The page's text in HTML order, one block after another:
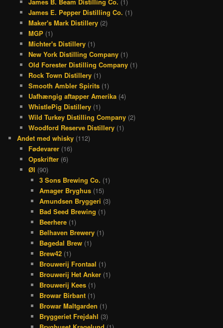
James B. Beam Distilling Co. (1)
James E. Pepper Distilling Co. (1)
Maker's Mark Distillery(2)
MGP(1)
Michter's Distillery(1)
New York Distilling Company(1)
Old Forester Distilling Company(1)
Rock Town Distillery(1)
Smooth Ambler Spirits(1)
Uafhængig aftapper Amerika(4)
WhistlePig Distillery(1)
Wild Turkey Distilling Company(2)
Woodford Reserve Distillery(1)
Andet med whisky (112)
Fødevarer(16)
Opskrifter(6)
Øl (90)
3 Sons Brewing Co. (1)
Amager Bryghus (15)
Amundsen Bryggeri (3)
Bad Seed Brewing (1)
Beerhere (1)
Belhaven Brewery (1)
Bøgedal Brew (1)
Brew42 (1)
Brouwerij Frontaal (1)
Brouwerij Het Anker (1)
Brouwerij Kees (1)
Browar Birbant (1)
Browar Maltgarden (1)
Bryggeriet Frejdahl (3)